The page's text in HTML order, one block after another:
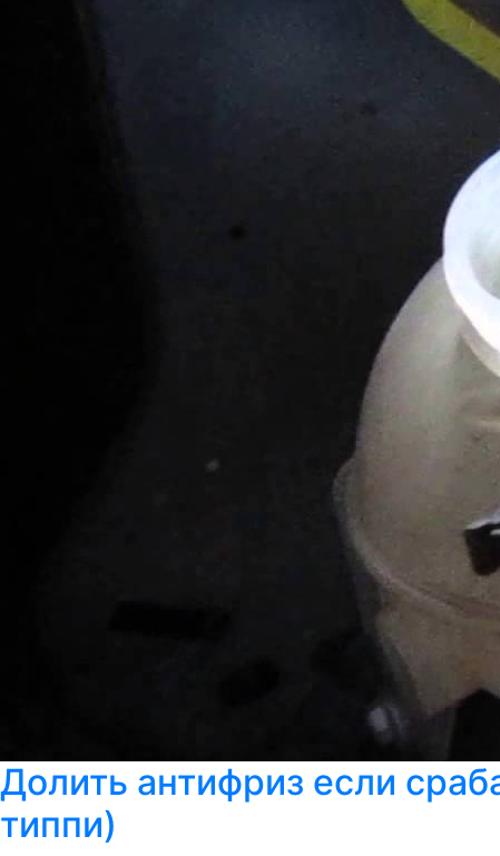
Долить антифриз если
типпи)